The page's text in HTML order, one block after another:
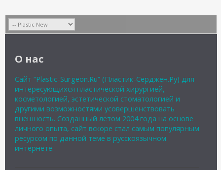
О нас
Сайт “Plastic-Surgeon.Ru” (Пластик-Серджен.Ру) для
интересующихся пластической хирургией,
косметологией, эстетической стоматологией и
другими возможностями усовершенствовать
внешность. Созданный летом 2004 года на основе
личного опыта, сайт вскоре стал самым популярным
ресурсом по данной теме в русскоязычном
интернете.